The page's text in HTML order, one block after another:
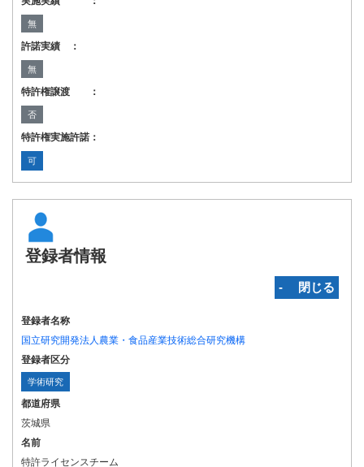
無
許諾実績 ：
無
特許権譲渡 ：
否
特許権実施許諾：
可
登録者情報
‐ 閉じる
登録者名称
国立研究開発法人農業・食品産業技術総合研究機構
登録者区分
学術研究
都道府県
茨城県
名前
特許ライセンスチーム